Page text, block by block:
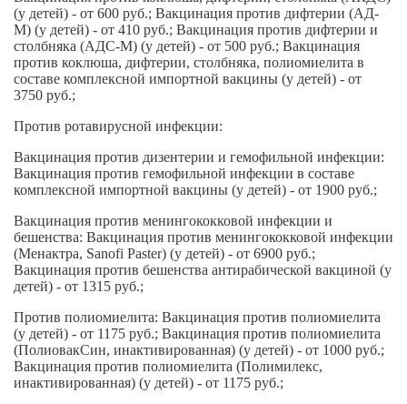
(у детей) - от 600 руб.; Вакцинация против дифтерии (АД-
М) (у детей) - от 410 руб.; Вакцинация против дифтерии и
столбняка (АДС-М) (у детей) - от 500 руб.; Вакцинация
против коклюша, дифтерии, столбняка, полиомиелита в
составе комплексной импортной вакцины (у детей) - от
3750 руб.;
Против ротавирусной инфекции:
Вакцинация против дизентерии и гемофильной инфекции:
Вакцинация против гемофильной инфекции в составе
комплексной импортной вакцины (у детей) - от 1900 руб.;
Вакцинация против менингококковой инфекции и
бешенства: Вакцинация против менингококковой инфекции
(Менактра, Sanofi Paster) (у детей) - от 6900 руб.;
Вакцинация против бешенства антирабической вакциной (у
детей) - от 1315 руб.;
Против полиомиелита: Вакцинация против полиомиелита
(у детей) - от 1175 руб.; Вакцинация против полиомиелита
(ПолиовакСин, инактивированная) (у детей) - от 1000 руб.;
Вакцинация против полиомиелита (Полимилекс,
инактивированная) (у детей) - от 1175 руб.;